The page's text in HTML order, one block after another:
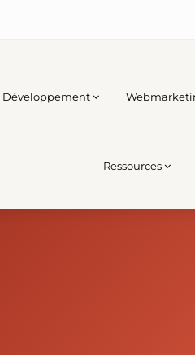
Développement
Ressources